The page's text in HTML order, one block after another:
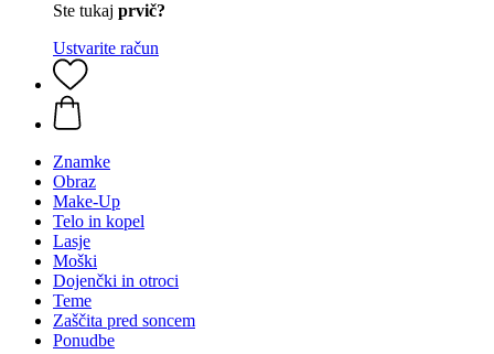
Ste tukaj prvič?
Ustvarite račun
Znamke
Obraz
Make-Up
Telo in kopel
Lasje
Moški
Dojenčki in otroci
Teme
Zaščita pred soncem
Ponudbe